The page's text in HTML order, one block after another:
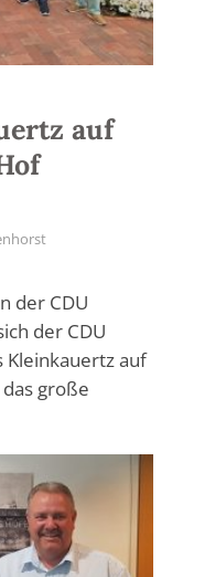
auf
der CDU
der CDU
Kleinkauertz auf
große